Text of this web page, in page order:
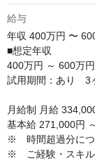
給与
年収 400万円 〜
■想定年収
400万円 ～ 600万円
試用期間：あり　3
月給制 月給
基本給 271,000円
※　時間超過分につ
※　ご経験・スキル